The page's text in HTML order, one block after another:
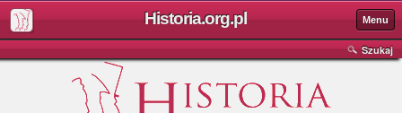
Historia.org.pl Menu
Szukaj